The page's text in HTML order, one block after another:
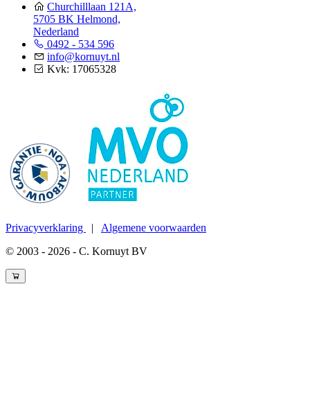
Churchilllaan 121A,
5705 BK Helmond,
Nederland
0492 - 534 596
info@kornuyt.nl
Kvk: 17065328
Privacyverklaring | Algemene voorwaarden
© 2003 - 2026 - C. Kornuyt BV